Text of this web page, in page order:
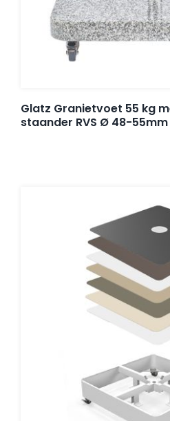
Glatz Granietvoet 55 kg
staander RVS Ø 48-55mm